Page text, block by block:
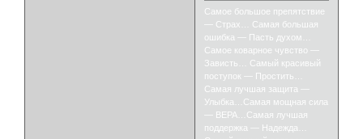
Самое большое препятствие
— Страх… Самая большая
ошибка — Пасть духом…
Самое коварное чувство —
Зависть… Самый красивый
поступок — Простить…
Самая лучшая защита —
Улыбка…Самая мощная сила
— ВЕРА…Самая лучшая
поддержка — Надежда…